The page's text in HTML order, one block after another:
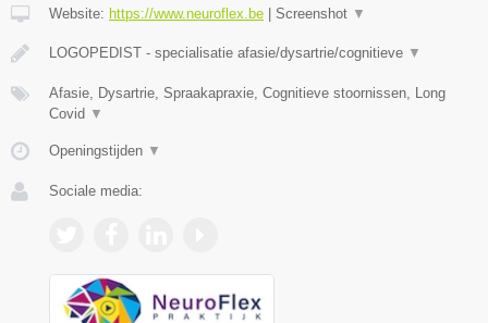
Website: https://www.neuroflex.be | Screenshot ▼
LOGOPEDIST - specialisatie afasie/dysartrie/cognitieve ▼
Afasie, Dysartrie, Spraakapraxie, Cognitieve stoornissen, Long
Covid ▼
Openingstijden ▼
Sociale media: